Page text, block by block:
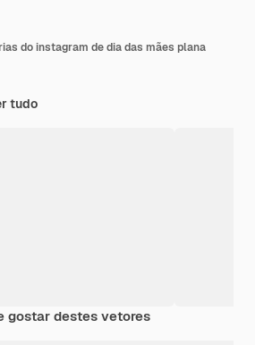
do instagram de dia das mães plana
tudo
gostar destes vetores